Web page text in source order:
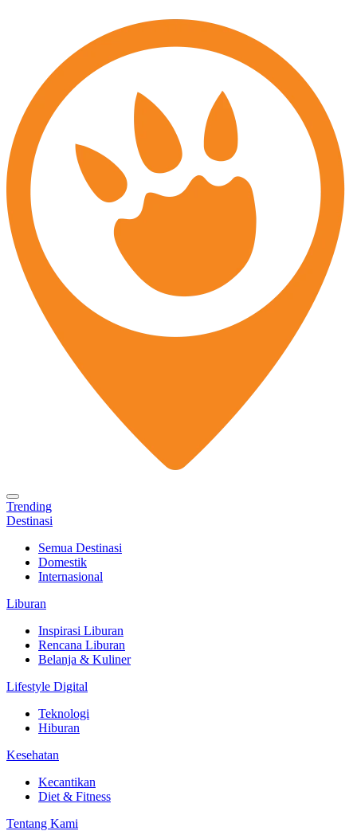
Trending
Destinasi
Semua Destinasi
Domestik
Internasional
Liburan
Inspirasi Liburan
Rencana Liburan
Belanja & Kuliner
Lifestyle Digital
Teknologi
Hiburan
Kesehatan
Kecantikan
Diet & Fitness
Tentang Kami